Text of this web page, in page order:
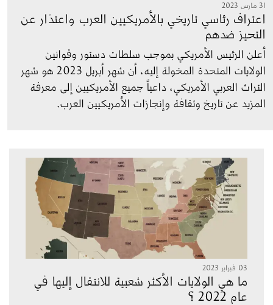
31 مارس 2023
اعتراف رئاسي تاريخي بالأمريكيين العرب واعتذار عن
التحيز ضدهم
أعلن الرئيس الأمريكي بموجب سلطات دستور وقوانين
الولايات المتحدة المخولة إليه، أن شهر أبريل 2023 هو شهر
التراث العربي الأمريكي، داعياً جميع الأمريكيين إلى معرفة
المزيد عن تاريخ وثقافة وإنجازات الأمريكيين العرب.
الصورة
03 فبراير 2023
ما هي الولايات الأكثر شعبية للانتقال إليها في
عام 2022 ؟